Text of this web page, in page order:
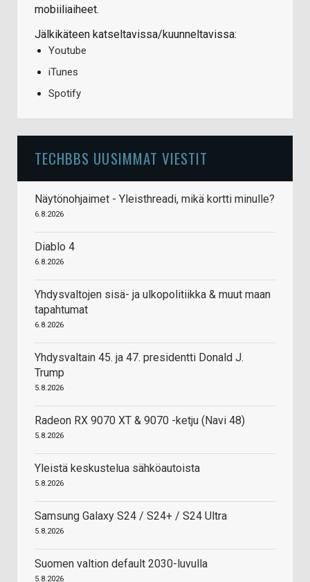
mobiiliaiheet.
Jälkikäteen katseltavissa/kuunneltavissa:
Youtube
iTunes
Spotify
TECHBBS UUSIMMAT VIESTIT
Näytönohjaimet - Yleisthreadi, mikä kortti minulle?
6.8.2026
Diablo 4
6.8.2026
Yhdysvaltojen sisä- ja ulkopolitiikka & muut maan
tapahtumat
6.8.2026
Yhdysvaltain 45. ja 47. presidentti Donald J.
Trump
5.8.2026
Radeon RX 9070 XT & 9070 -ketju (Navi 48)
5.8.2026
Yleistä keskustelua sähköautoista
5.8.2026
Samsung Galaxy S24 / S24+ / S24 Ultra
5.8.2026
Suomen valtion default 2030-luvulla
5.8.2026